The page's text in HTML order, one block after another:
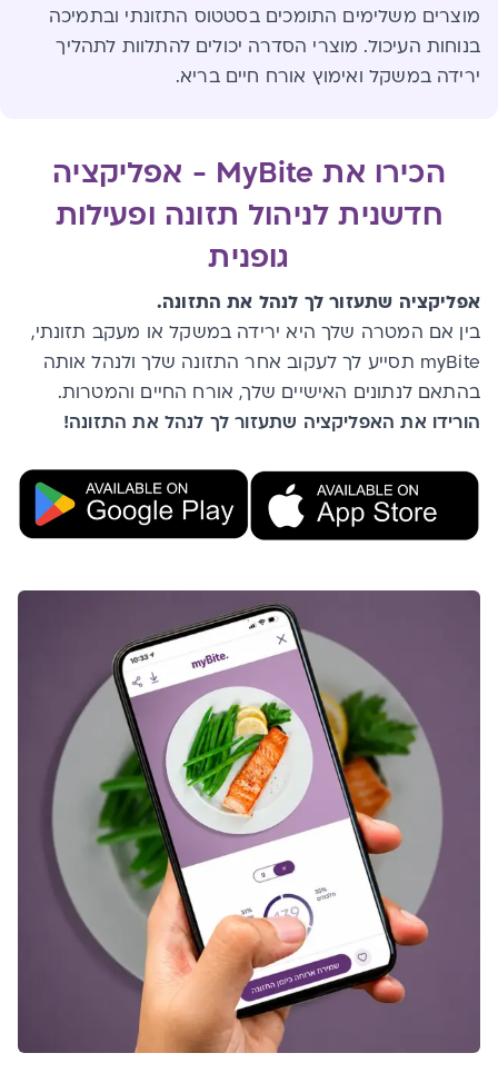
מוצרים משלימים התומכים בסטטוס התזונתי ובתמיכה
בנוחות העיכול. מוצרי הסדרה יכולים להתלוות לתהליך
ירידה במשקל ואימוץ אורח חיים בריא.
הכירו את MyBite - אפליקציה
חדשנית לניהול תזונה ופעילות
גופנית
אפליקציה שתעזור לך לנהל את התזונה.
בין אם המטרה שלך היא ירידה במשקל או מעקב תזונתי,
myBite תסייע לך לעקוב אחר התזונה שלך ולנהל אותה
בהתאם לנתונים האישיים שלך, אורח החיים והמטרות.
הורידו את האפליקציה שתעזור לך לנהל את התזונה!